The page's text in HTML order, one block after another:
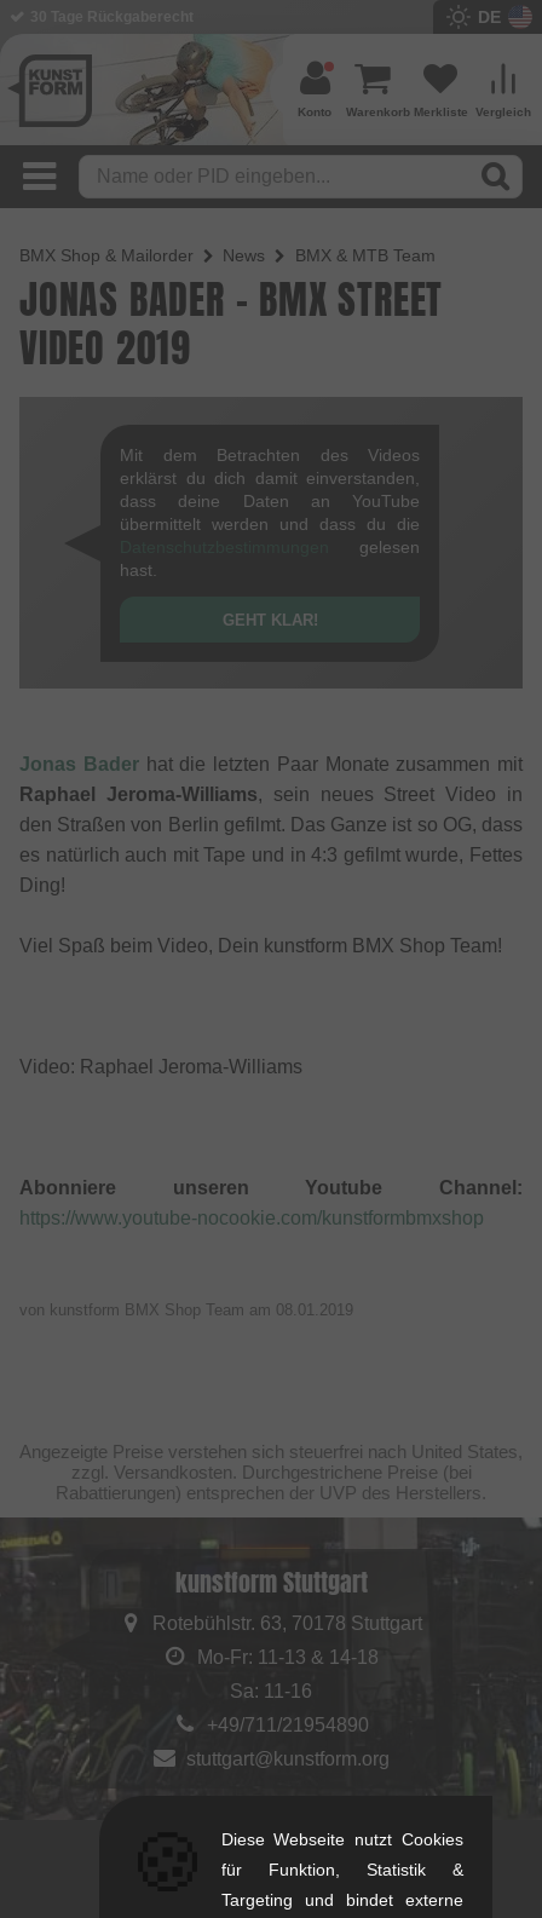
DE
Vergleich
Merkliste
Warenkorb
Konto
BMX Shop & Mailorder News BMX & MTB Team
JONAS BADER - BMX STREET
VIDEO 2019
Mit dem Betrachten des Videos
erklärst du dich damit einverstanden,
dass deine Daten an YouTube
übermittelt werden und dass du die
gelesen
hast.
GEHT KLAR!
Jonas Baderhat die letzten Paar Monate zusammen mit
Raphael Jeroma-Williams, sein neues Street Video in
den Straßen von Berlin gefilmt. Das Ganze ist so OG, dass
es natürlich auch mit Tape und in 4:3 gefilmt wurde, Fettes
Ding!
Viel Spaß beim Video, Dein kunstform BMX Shop Team!
Video: Raphael Jeroma-Williams
Abonniere unseren Youtube Channel:
https://www.youtube-nocookie.com/kunstformbmxshop
von kunstform BMX Shop Team am 08.01.2019
Angezeigte Preise verstehen sich steuerfrei nach United States,
zzgl. Versandkosten. Durchgestrichene Preise (bei
Rabattierungen) entsprechen der UVP des Herstellers.
kunstform Stuttgart
Rotebühlstr. 63, 70178 Stuttgart
Mo-Fr: 11-13 & 14-18
Sa: 11-16
+49/711/21954890
stuttgart@kunstform.org
Newsletter
Diese Webseite nutzt Cookies
für Funktion, Statistik &
Targeting und bindet externe